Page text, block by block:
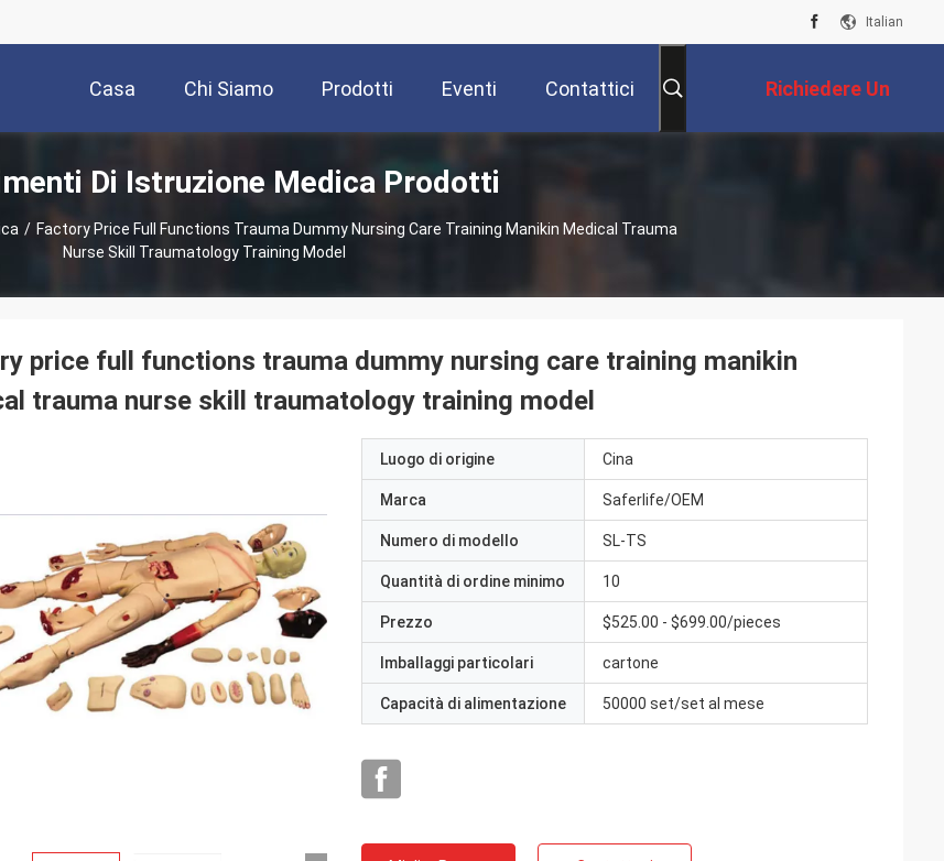
Italian
Casa Chi Siamo Prodotti Eventi Contattici Richiedere Un
Preventivo
Di Istruzione Medica Prodotti
/ Factory Price Full Functions Trauma Dummy Nursing Care Training Manikin Medical Trauma
Nurse Skill Traumatology Training Model
price full functions trauma dummy nursing care training manikin
trauma nurse skill traumatology training model
Luogo di origine Cina
Marca Saferlife/OEM
Numero di modello SL-TS
Quantità di ordine minimo 10
Prezzo $525.00 - $699.00/pieces
Imballaggi particolari cartone
Capacità di alimentazione 50000 set/set al mese